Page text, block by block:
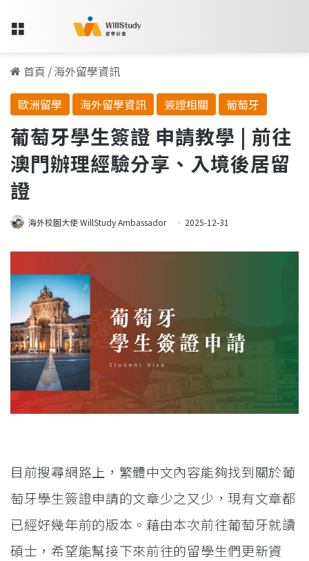
Menu
首頁 /海外留學資訊
歐洲留學
海外留學資訊 簽證相關 葡萄牙
葡萄牙學生簽證 申請教學 | 前往
澳門辦理經驗分享、入境後居留
證
海外校園大使 WillStudy Ambassador 2025-12-31
目前搜尋網路上，繁體中文內容能夠找到關於葡
萄牙學生簽證申請的文章少之又少，現有文章都
已經好幾年前的版本。藉由本次前往葡萄牙就讀
碩士，希望能幫接下來前往的留學生們更新資